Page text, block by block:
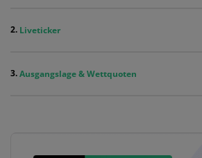
Liveticker
Ausgangslage & Wettquoten